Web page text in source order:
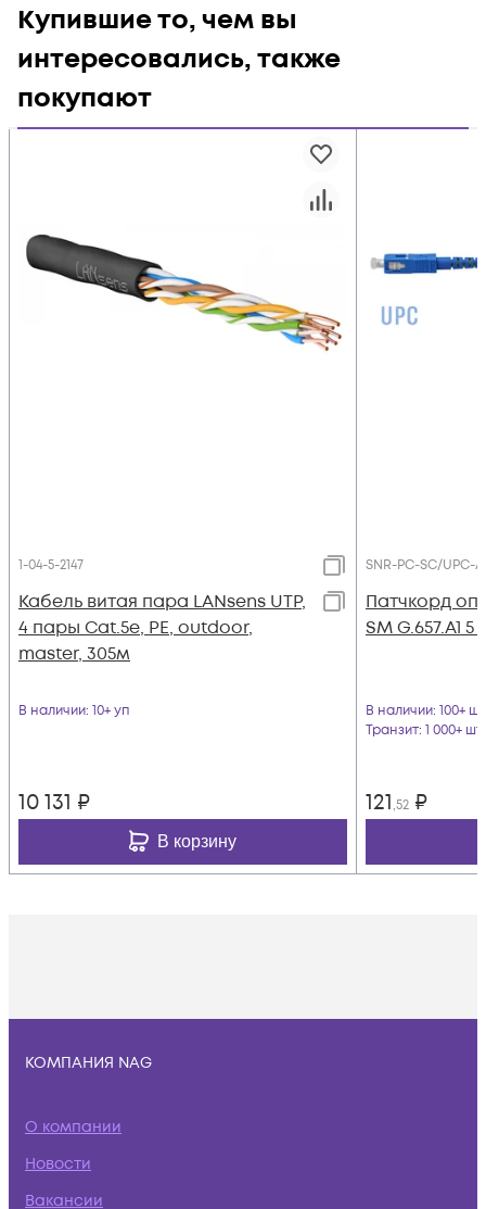
Купившие то, чем вы
интересовались, также
покупают
1-04-5-2147
Кабель витая пара LANsens UTP,
4 пары Cat.5e, PE, outdoor,
master, 305м
В наличии: 10+ уп
10 131 ₽
В корзину
SNR-PC-SC/UPC-
Патчкорд
SM G.657.A1
В наличии: 100+ шт
Транзит: 1 000+ шт
121,52 ₽
КОМПАНИЯ NAG
О компании
Новости
Вакансии